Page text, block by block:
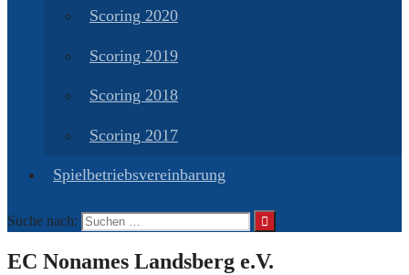
Scoring 2020
Scoring 2019
Scoring 2018
Scoring 2017
Spielbetriebsvereinbarung
Suche nach:
EC Nonames Landsberg e.V.